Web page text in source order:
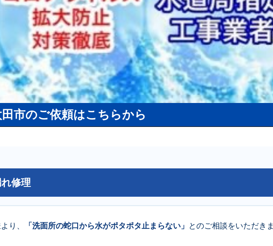
田市のご依頼はこちらから
修理
り、 「洗面所の蛇口から水がポタポタ止まらない」 とのご相談をいただきま